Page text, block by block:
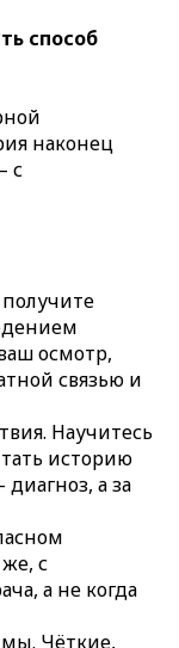
способ
наконец
с
получите
осмотр,
связью и
Научитесь
историю
а за
с
а не когда
Чёткие,